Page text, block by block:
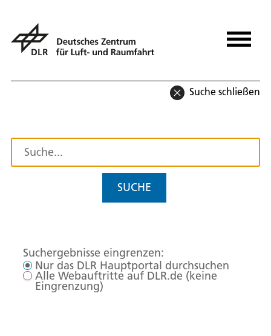
Suche schließen
SUCHE
Suchergebnisse eingrenzen:
Nur das DLR Hauptportal durchsuchen
Alle Webauftritte auf DLR.de (keine
Eingrenzung)